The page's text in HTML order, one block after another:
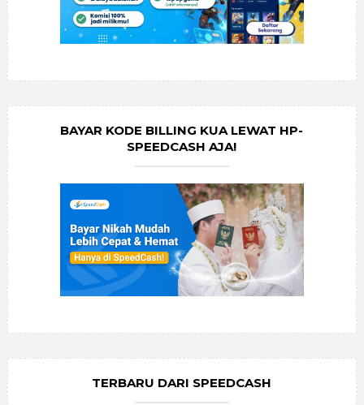
BAYAR KODE BILLING KUA LEWAT HP-
SPEEDCASH AJA!
TERBARU DARI SPEEDCASH